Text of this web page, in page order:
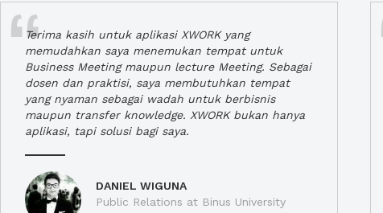
Terima kasih untuk aplikasi XWORK yang
memudahkan saya menemukan tempat untuk
Business Meeting maupun lecture Meeting. Sebagai
dosen dan praktisi, saya membutuhkan tempat
yang nyaman sebagai wadah untuk berbisnis
maupun transfer knowledge. XWORK bukan hanya
aplikasi, tapi solusi bagi saya.
DANIEL WIGUNA
Public Relations at Binus University